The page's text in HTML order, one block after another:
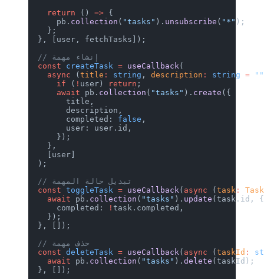
    return
() => {
      pb.
collection ("tasks" ).unsubscribe ( "*" );
    };
  }, [user, fetchTasks]);
  // إنشاء مهمة
  const
createTask = useCallback
    async
(title string , description string =
      if
( !user) return
      await
pb.collection ("tasks" ). create ({
        title,
        description,
        completed:
false
        user: user.id,
      });
    },
    [user]
  );
  // تبديل حالة المهمة
  const
toggleTask = useCallback (async (task
    await
pb.collection ("tasks" ).update (task.id,
      completed:
!task.completed,
    });
  }, []);
  // حذف مهمة
  const
deleteTask = useCallback (async (taskId
    await
pb.collection ("tasks" ).delete (taskId);
  }, []);